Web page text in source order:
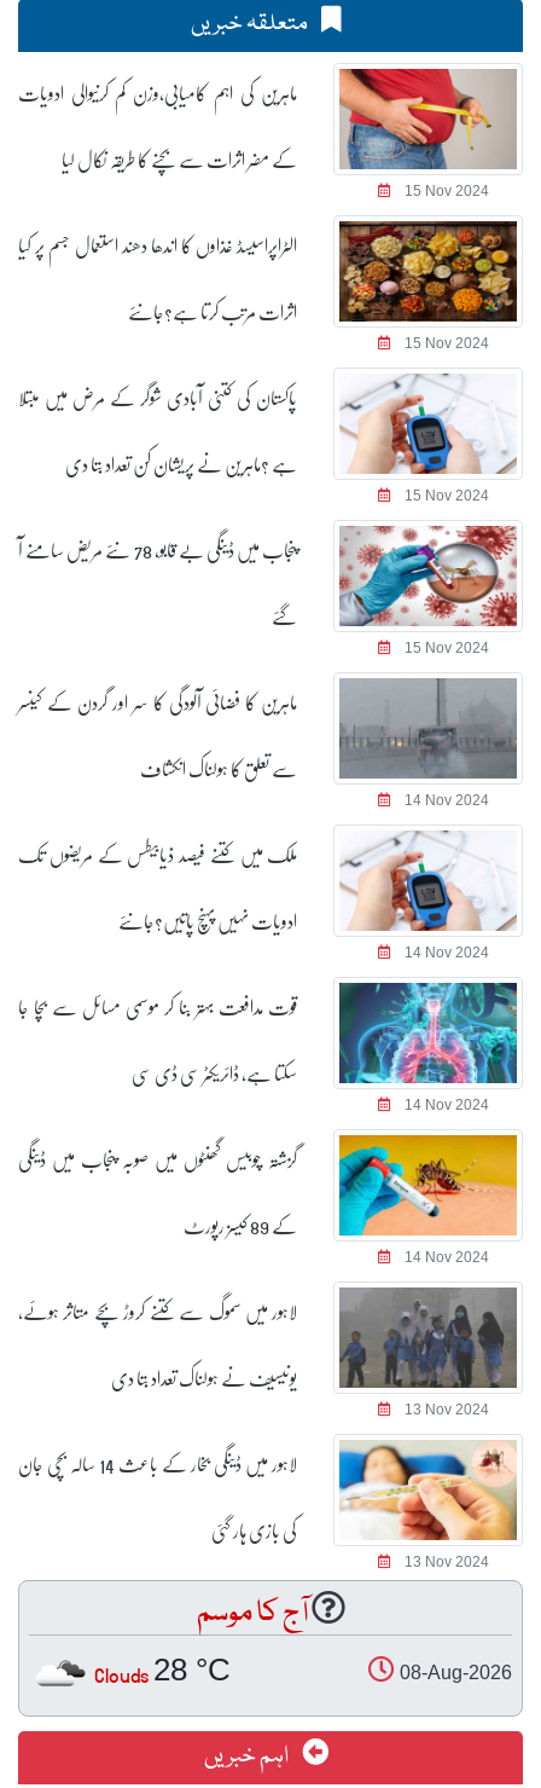
متعلقہ خبریں
15 Nov 2024
ماہرین کی اہم کامیابی،وزن کم کرنیوالی ادویات
کے مضر اثرات سے بچنے کا طریقہ نکال لیا
15 Nov 2024
الٹراپراسیسڈ غذاوں کا اندھا دھند استعمال جسم پر کیا
اثرات مرتب کرتا ہے؟جانئے
15 Nov 2024
پاکستان کی کتنی آبادی شوگر کے مرض میں مبتلا
ہے ؟ماہرین نے پریشان کن تعداد بتا دی
15 Nov 2024
پنجاب میں ڈینگی بے قابو، 78 نئے مریض سامنے آ
گئے
14 Nov 2024
ماہرین کا فضائی آلودگی کا سر اور گردن کے کینسر
سے تعلق کا ہولناک انکشاف
14 Nov 2024
ملک میں کتنے فیصد ذیابیطس کے مریضوں تک
ادویات نہیں پہنچ پاتیں؟جانئے
14 Nov 2024
قوت مدافعت بہتر بنا کر موسمی مسائل سے بچا جا
سکتا ہے، ڈائریکٹر سی ڈی سی
14 Nov 2024
گزشتہ چوبیس گھنٹوں میں صوبہ پنجاب میں ڈینگی
کے 89 کیسز رپورٹ
13 Nov 2024
لاہور میں سموگ سے کتنے کروڑ بچے متاثر ہوئے،
یونیسیف نے ہولناک تعداد بتا دی
13 Nov 2024
لاہور میں ڈینگی بخار کے باعث 14 سالہ بچی جان
کی بازی ہار گئی
آج کا موسم
08-Aug-2026
28 °C
Clouds
اہم خبریں